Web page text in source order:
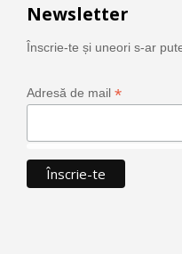
Newsletter
Înscrie-te și uneori s-ar
Adresă de mail *